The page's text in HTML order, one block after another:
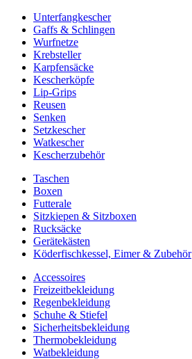
Unterfangkescher
Gaffs & Schlingen
Wurfnetze
Krebsteller
Karpfensäcke
Kescherköpfe
Lip-Grips
Reusen
Senken
Setzkescher
Watkescher
Kescherzubehör
Taschen
Boxen
Futterale
Sitzkiepen & Sitzboxen
Rucksäcke
Gerätekästen
Köderfischkessel, Eimer & Zubehör
Accessoires
Freizeitbekleidung
Regenbekleidung
Schuhe & Stiefel
Sicherheitsbekleidung
Thermobekleidung
Watbekleidung